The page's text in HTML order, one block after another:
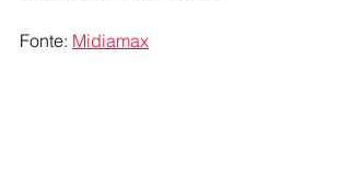
Fonte: Midiamax